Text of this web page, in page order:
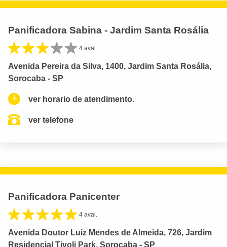
Panificadora Sabina - Jardim Santa Rosália
4 aval.
Avenida Pereira da Silva, 1400, Jardim Santa Rosália,
Sorocaba - SP
ver horario de atendimento.
ver telefone
Panificadora Panicenter
4 aval.
Avenida Doutor Luiz Mendes de Almeida, 726, Jardim
Residencial Tivoli Park, Sorocaba - SP